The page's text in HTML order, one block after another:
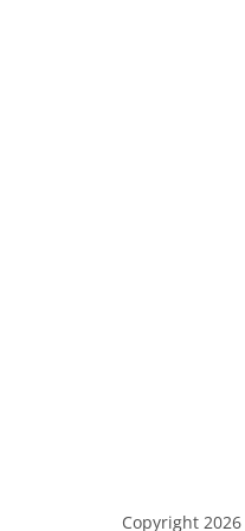
Copyright 2026